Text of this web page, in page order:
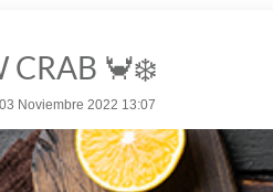
CRAB 🦀❄️
Noviembre 2022 13:07